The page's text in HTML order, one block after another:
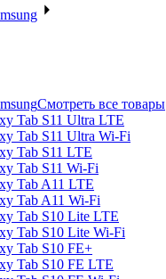
Смотреть все товары
Tab S11 Ultra LTE
Tab S11 Ultra Wi-Fi
Tab S11 LTE
Tab S11 Wi-Fi
Tab A11 LTE
Tab A11 Wi-Fi
Tab S10 Lite LTE
Tab S10 Lite Wi-Fi
Tab S10 FE+
Tab S10 FE LTE